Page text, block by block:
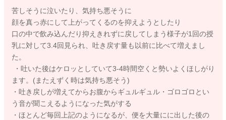
苦しそうに泣いたり、気持ち悪そうに
顔を真っ赤にして上がってくるのを抑えようとしたり
口の中で飲み込んだり抑えきれずに戻してしまう様子が1回の授
乳に対して3.4回見られ、吐き戻す量も以前に比べて増えまし
た。
・吐いた後はケロッとしていて3-4時間空くと勢いよくほしがり
ます。(またえずく時は気持ち悪そう)
・吐き戻しが増えてからお腹からギュルギュル・ゴロゴロとい
う音が聞こえるようになった気がする
・ほとんど毎回上記のようになるが、便を大量にに出した後の